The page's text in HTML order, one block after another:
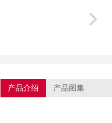
产品介绍 产品图集